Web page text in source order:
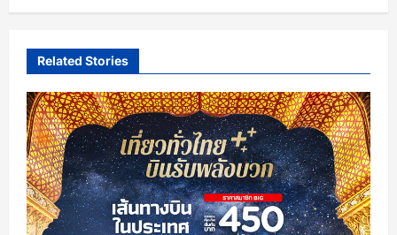
v
g
a
t
i
o
n
Related Stories